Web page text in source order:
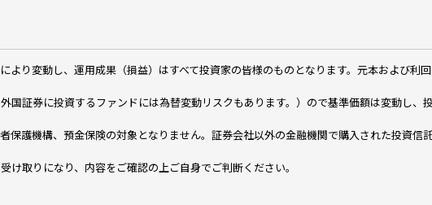
より変動し、運用成果（損益）はすべて投資家の皆様のものとなります。元本および利
国証券に投資するファンドには為替変動リスクもあります。）ので基準価額は変動し、
保護機構、預金保険の対象となりません。証券会社以外の金融機関で購入された投資信
取りになり、内容をご確認の上ご自身でご判断ください。